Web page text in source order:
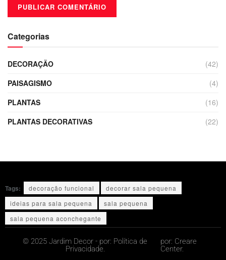
Categorias
DECORAÇÃO
(42)
PAISAGISMO
(4)
PLANTAS
(16)
PLANTAS DECORATIVAS
(22)
Tags: decoração funcional
decorar sala pequena
ideias para sala pequena
sala pequena
sala pequena aconchegante
© 2025 Jardim Decor - por: Política de
Privacidade.
por: Creare
Center.